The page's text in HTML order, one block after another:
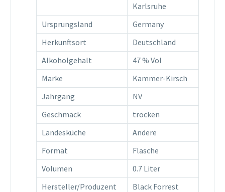
Karlsruhe
Ursprungsland
Germany
Herkunftsort
Deutschland
Alkoholgehalt
47 % Vol
Marke
Kammer-Kirsch
Jahrgang
NV
Geschmack
trocken
Landesküche
Andere
Format
Flasche
Volumen
0.7 Liter
Hersteller/Produzent
Black Forrest